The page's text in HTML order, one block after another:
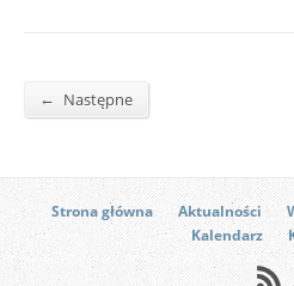
← Następne
Strona główna Aktualności
Kalendarz